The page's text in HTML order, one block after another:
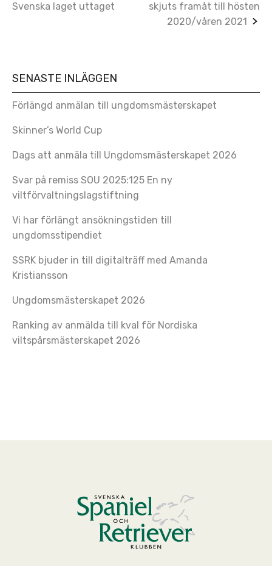
Svenska laget uttaget
skjuts framåt till hösten
2020/våren 2021
SENASTE INLÄGGEN
Förlängd anmälan till ungdomsmästerskapet
Skinner’s World Cup
Dags att anmäla till Ungdomsmästerskapet 2026
Svar på remiss SOU 2025:125 En ny
viltförvaltningslagstiftning
Vi har förlängt ansökningstiden till
ungdomsstipendiet
SSRK bjuder in till digitalträff med Amanda
Kristiansson
Ungdomsmästerskapet 2026
Ranking av anmälda till kval för Nordiska
viltspårsmästerskapet 2026